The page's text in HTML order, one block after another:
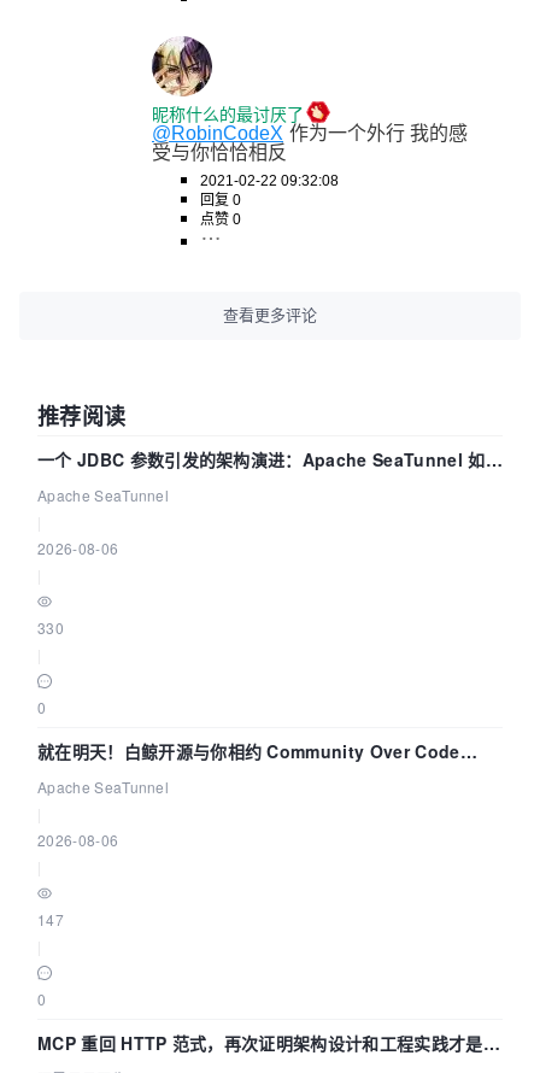
昵称什么的最讨厌了
@RobinCodeX 作为一个外行 我的感
受与你恰恰相反
2021-02-22 09:32:08
回复 0
点赞 0
查看更多评论
推荐阅读
一个 JDBC 参数引发的架构演进：Apache SeaTunnel 如何
解决数据同步中的“定时 Flush”难题
Apache SeaTunnel
2026-08-06
330
0
就在明天！白鲸开源与你相约 Community Over Code
Asia 2026 主题演讲！
Apache SeaTunnel
2026-08-06
147
0
MCP 重回 HTTP 范式，再次证明架构设计和工程实践才是稀